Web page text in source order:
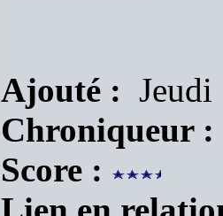
Ajouté :
Chroniqueur :
Score :